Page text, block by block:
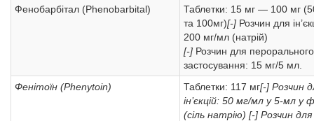
Фенобарбітал (Phenobarbital)
Таблетки: 15 мг — 100 мг
та 100мг)[-] Розчин для
200 мг/мл (натрій)
[-] Розчин для перорального
застосування: 15 мг/5 мл.
Фенітоїн (Phenytoin)
Таблетки: 117 мг[-] Розчин
ін’єкцій: 50 мг/мл у 5-мл у
(сіль натрію) [-] Розчин для